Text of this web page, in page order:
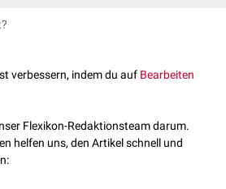
verbessern, indem du auf Bearbeiten
Flexikon-Redaktionsteam darum.
helfen uns, den Artikel schnell und